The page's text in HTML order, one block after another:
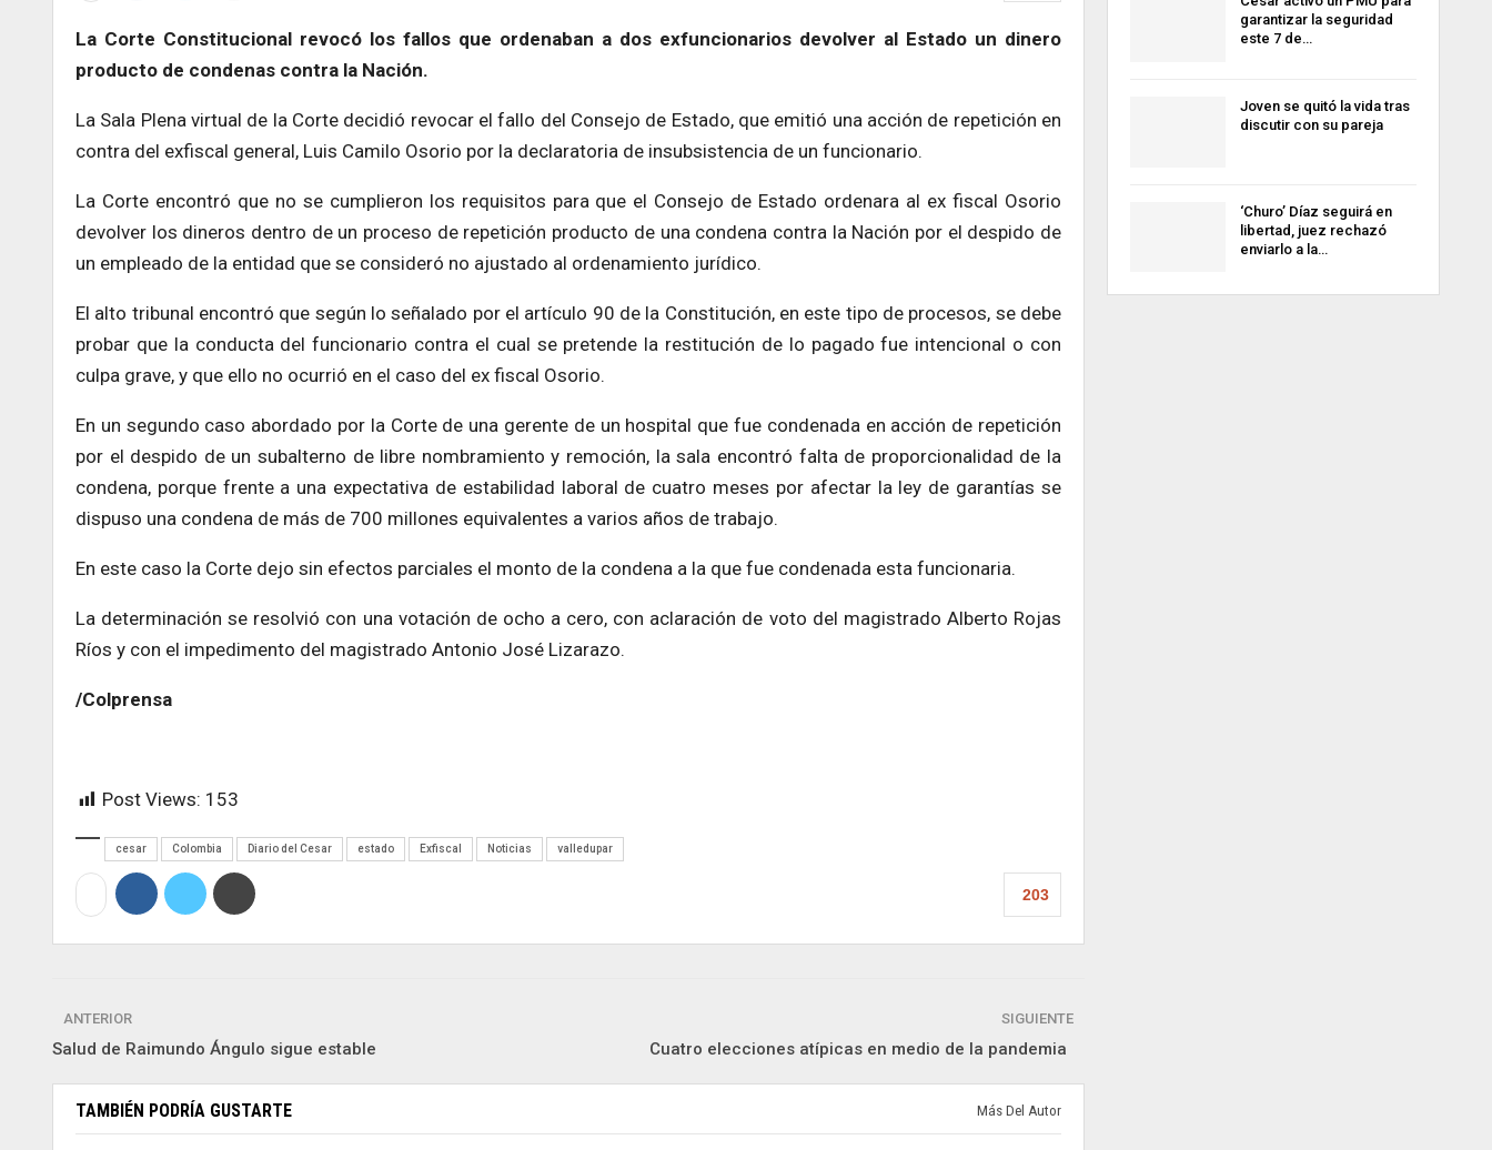
La Corte Constitucional revocó los fallos que ordenaban a dos exfuncionarios devolver al Estado un dinero
producto de condenas contra la Nación.
La Sala Plena virtual de la Corte decidió revocar el fallo del Consejo de Estado, que emitió una acción de repetición en
contra del exfiscal general, Luis Camilo Osorio por la declaratoria de insubsistencia de un funcionario.
La Corte encontró que no se cumplieron los requisitos para que el Consejo de Estado ordenara al ex fiscal Osorio
devolver los dineros dentro de un proceso de repetición producto de una condena contra la Nación por el despido de
un empleado de la entidad que se consideró no ajustado al ordenamiento jurídico.
El alto tribunal encontró que según lo señalado por el artículo 90 de la Constitución, en este tipo de procesos, se debe
probar que la conducta del funcionario contra el cual se pretende la restitución de lo pagado fue intencional o con
culpa grave, y que ello no ocurrió en el caso del ex fiscal Osorio.
En un segundo caso abordado por la Corte de una gerente de un hospital que fue condenada en acción de repetición
por el despido de un subalterno de libre nombramiento y remoción, la sala encontró falta de proporcionalidad de la
condena, porque frente a una expectativa de estabilidad laboral de cuatro meses por afectar la ley de garantías se
dispuso una condena de más de 700 millones equivalentes a varios años de trabajo.
En este caso la Corte dejo sin efectos parciales el monto de la condena a la que fue condenada esta funcionaria.
La determinación se resolvió con una votación de ocho a cero, con aclaración de voto del magistrado Alberto Rojas
Ríos y con el impedimento del magistrado Antonio José Lizarazo.
/Colprensa
Post Views: 153
cesar Colombia Diario del Cesar estado Exfiscal Noticias valledupar
203
ANTERIOR
Salud de Raimundo Ángulo sigue estable
SIGUIENTE
Cuatro elecciones atípicas en medio de la pandemia
TAMBIÉN PODRÍA GUSTARTE Más Del Autor
garantizar la seguridad
este 7 de…
Joven se quitó la vida tras
discutir con su pareja
‘Churo’ Díaz seguirá en
libertad, juez rechazó
enviarlo a la…